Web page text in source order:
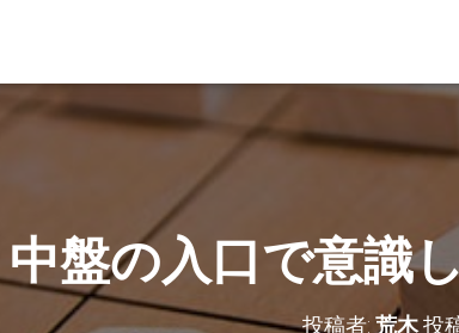
中盤の入口で意識
投稿者: 荒木投